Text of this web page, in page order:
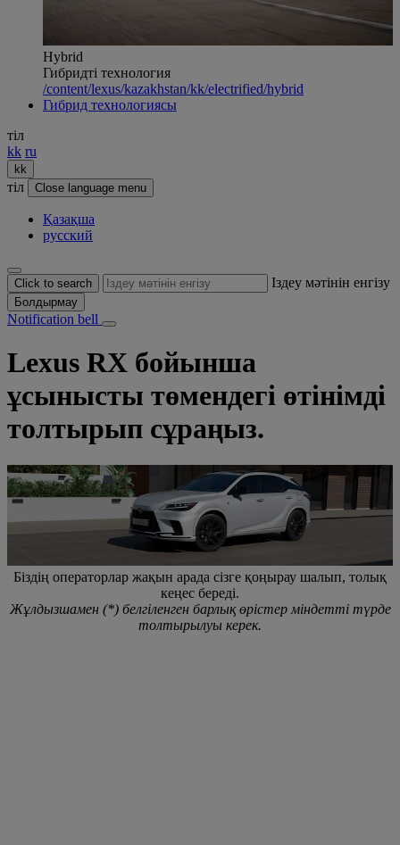
Hybrid
Гибридті технология
/content/lexus/kazakhstan/kk/electrified/hybrid
Гибрид технологиясы
тіл
kk ru
kk
тіл Close language menu
Қазақша
русский
Click to search Іздеу мәтінін енгізу
Болдырмау
Notification bell
Lexus RX бойынша
ұсынысты төмендегі өтінімді
толтырып сұраңыз.
Біздің операторлар жақын арада сізге қоңырау шалып, толық
кеңес береді.
Жұлдызшамен (*) белгіленген барлық өрістер міндетті түрде
толтырылуы керек.